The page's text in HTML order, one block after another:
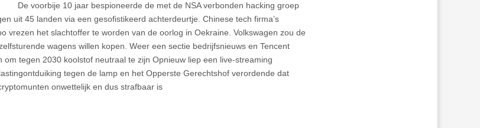
De voorbije 10 jaar bespioneerde de met de NSA verbonden hacking groep
uit 45 landen via een gesofistikeerd achterdeurtje. Chinese tech firma’s
vrezen het slachtoffer te worden van de oorlog in Oekraine. Volkswagen zou de
wagens willen kopen. Weer een sectie bedrijfsnieuws en Tencent
om tegen 2030 koolstof neutraal te zijn Opnieuw liep een live-streaming
tegen de lamp en het Opperste Gerechtshof verordende dat
onwettelijk en dus strafbaar is